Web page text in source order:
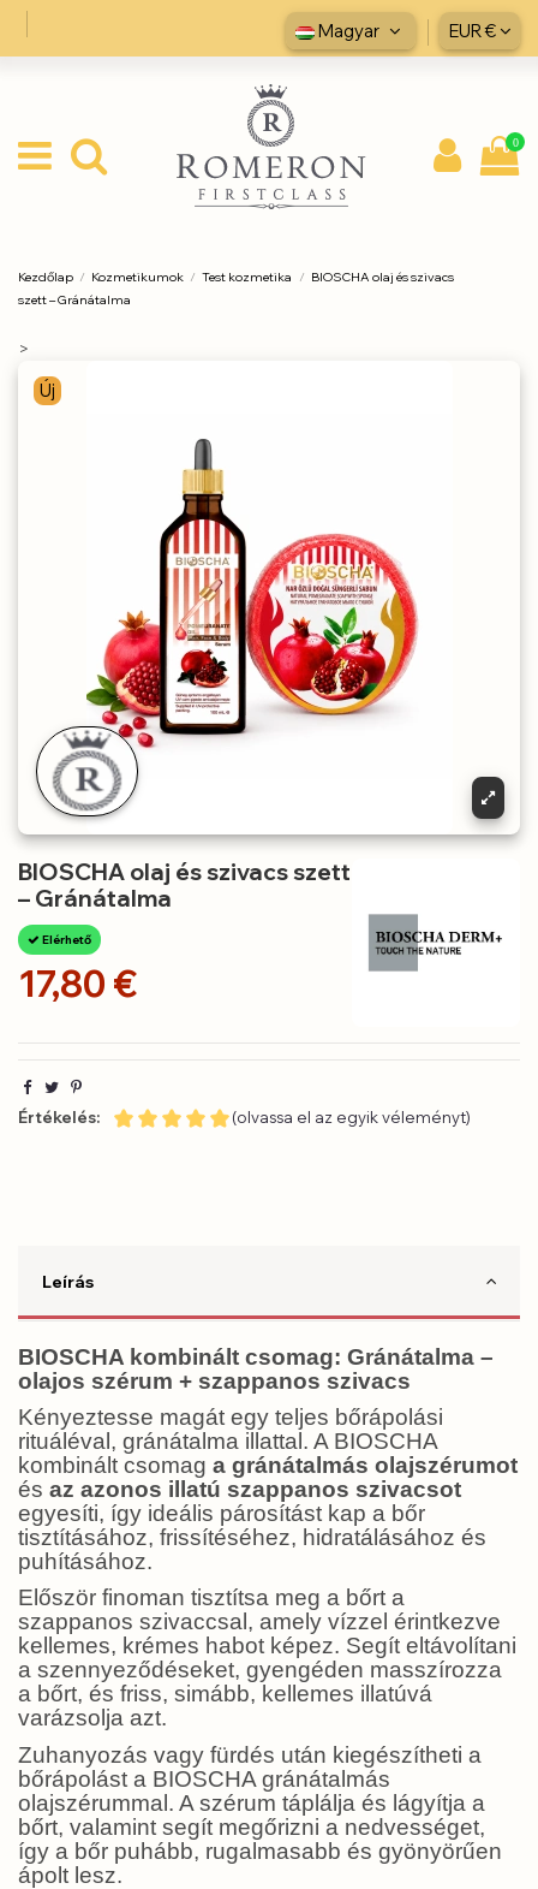
Magyar EUR €
0
Kezdőlap Kozmetikumok Test kozmetika
BIOSCHA olaj és szivacs
szett – Gránátalma
>
Új
BIOSCHA olaj és szivacs szett
– Gránátalma
Elérhető
17,80 €
Értékelés: (olvassa el az egyik véleményt)
Leírás
BIOSCHA kombinált csomag: Gránátalma –
olajos szérum + szappanos szivacs
Kényeztesse magát egy teljes bőrápolási
rituáléval, gránátalma illattal. A BIOSCHA
kombinált csomag a gránátalmás olajszérumot
és az azonos illatú szappanos szivacsot
egyesíti, így ideális párosítást kap a bőr
tisztításához, frissítéséhez, hidratálásához és
puhításához.
Először finoman tisztítsa meg a bőrt a
szappanos szivaccsal, amely vízzel érintkezve
kellemes, krémes habot képez. Segít eltávolítani
a szennyeződéseket, gyengéden masszírozza
a bőrt, és friss, simább, kellemes illatúvá
varázsolja azt.
Zuhanyozás vagy fürdés után kiegészítheti a
bőrápolást a BIOSCHA gránátalmás
olajszérummal. A szérum táplálja és lágyítja a
bőrt, valamint segít megőrizni a nedvességet,
így a bőr puhább, rugalmasabb és gyönyörűen
ápolt lesz.